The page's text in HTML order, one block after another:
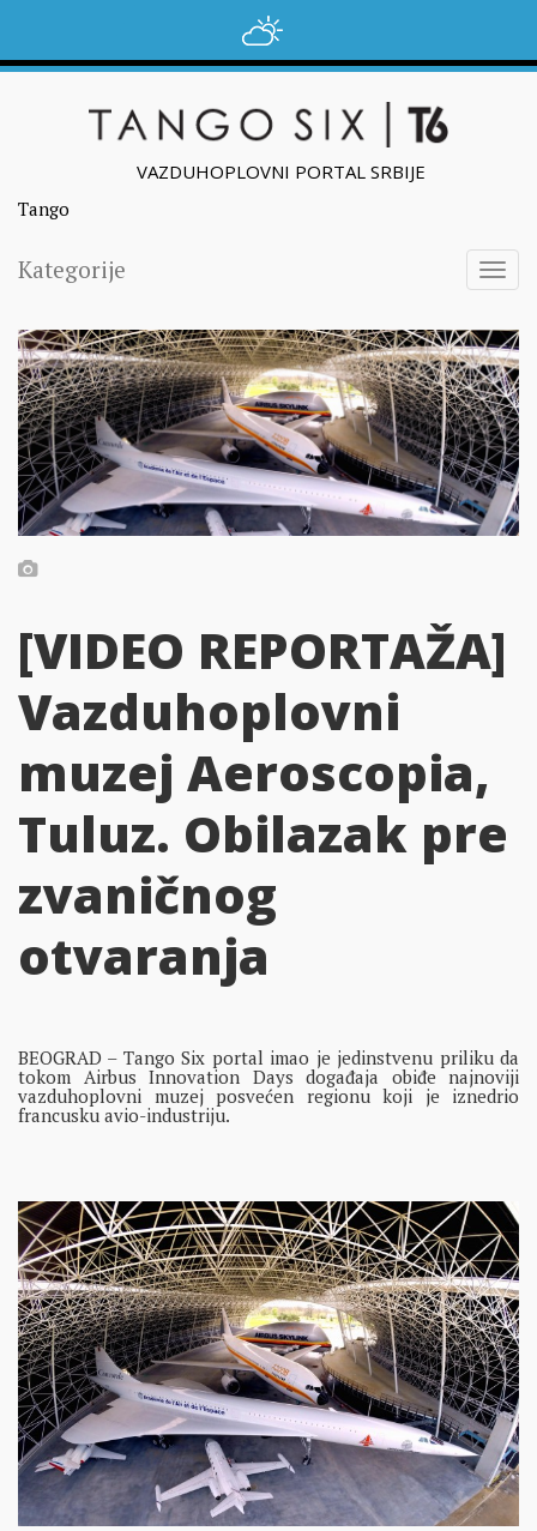
VAZDUHOPLOVNI PORTAL SRBIJE
Tango
Kategorije
[VIDEO REPORTAŽA]
Vazduhoplovni
muzej Aeroscopia,
Tuluz. Obilazak pre
zvaničnog
otvaranja
BEOGRAD – Tango Six portal imao je jedinstvenu priliku da
tokom Airbus Innovation Days događaja obiđe najnoviji
vazduhoplovni muzej posvećen regionu koji je iznedrio
francusku avio-industriju.